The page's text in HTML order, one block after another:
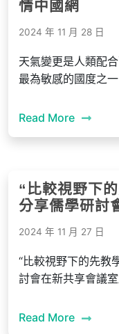
情中國網
2024 年 11 月 28 日
天氣變更是人類配
最為敏感的國度之一
Read More
“比較視野下
分享儒學研討
2024 年 11 月 27 日
“比較視野下的先教
討會在新共享會議
Read More